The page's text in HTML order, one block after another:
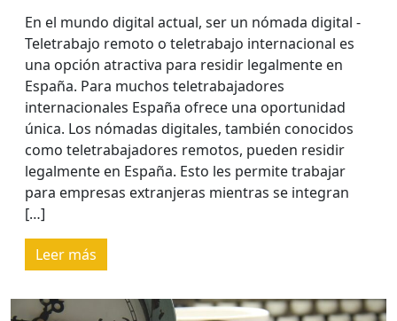
En el mundo digital actual, ser un nómada digital -
Teletrabajo remoto o teletrabajo internacional es
una opción atractiva para residir legalmente en
España. Para muchos teletrabajadores
internacionales España ofrece una oportunidad
única. Los nómadas digitales, también conocidos
como teletrabajadores remotos, pueden residir
legalmente en España. Esto les permite trabajar
para empresas extranjeras mientras se integran
[…]
Leer más